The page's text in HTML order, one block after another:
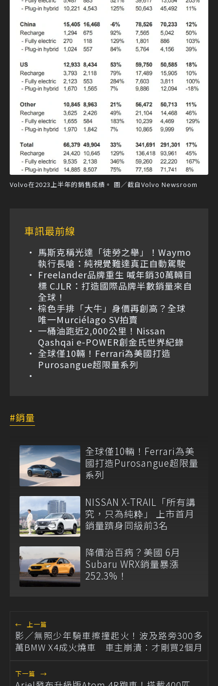
Volvo在2023上半年的銷售成績。 圖／截自Volvo Newsroom
車訊最前線
馬斯克稱光達「徒勞之舉」！Waymo
執行長嗆：純視覺難達真正自動駕駛
Freelander品牌重生 喊年銷30萬輛目
標 CJLR：打造國際品牌半數銷量來自
全球！
棕色手排「大牛」身價再創高？全球
唯一Murciélago SV拍賣
一桶油跑近2,000公里！Nissan
Qashqai e-POWER創金氏世界紀錄
全球僅10輛！Ferrari為美國打造
Purosangue超限量系列
銷量
全球僅10輛！Ferrari為美
國打造Purosangue超限量
系列
NISSAN X-TRAIL「所有講
究，只為純粋」 上市首月
銷量躋身同級前3名
降價治百病？美國 6月
Subaru WRX銷量暴漲
252.3%！
← 上一篇
影／無照少年騎車擦撞起火！波及路旁300多
萬BMW X4成火燒車 車主崩潰：才剛買2個月
下一篇 →